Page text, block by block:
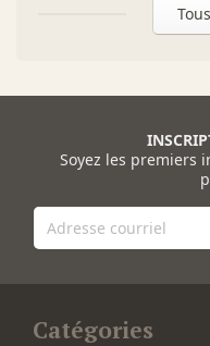
Soyez les premiers
Catégories